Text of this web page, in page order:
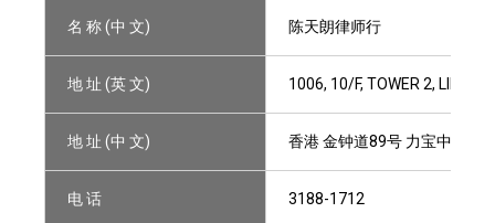
名 称 (中 文) 陈天朗律师行
地 址 (英 文) 1006, 10/F, TOWER 2, LIPPO
地 址 (中 文) 香港 金钟道89号 力宝中心2
电 话 3188-1712